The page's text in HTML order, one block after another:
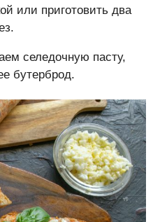
или приготовить два
селедочную пасту,
бутерброд.